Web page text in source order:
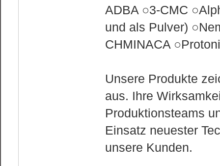
ADBA ○3-CMC
und als Pulver)
CHMINACA
Unsere Produkte
aus. Ihre
Produktionsteams
Einsatz neuester
unsere Kunden.